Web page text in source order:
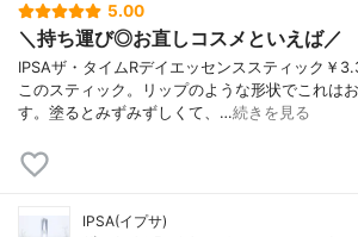
5.00
＼持ち運び◎お直しコスメといえば／
IPSAザ・タイムRデイエッセンススティック￥
このスティック。リップのような形状でこれは
す。塗るとみずみずしくて、…続きを見る
IPSA(イプサ)